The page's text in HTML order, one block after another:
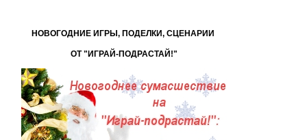
НОВОГОДНИЕ ИГРЫ, ПОДЕЛКИ, СЦЕНАРИИ
ОТ "ИГРАЙ-ПОДРАСТАЙ!"